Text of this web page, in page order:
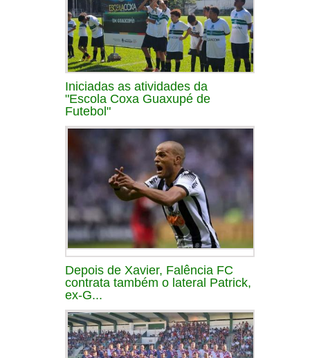
Iniciadas as atividades da
"Escola Coxa Guaxupé de
Futebol"
Depois de Xavier, Falência FC
contrata também o lateral Patrick,
ex-G...